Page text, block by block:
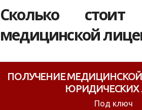
Сколько стоит
медицинской
ПОЛУЧЕНИЕ
ЮРИДИЧЕСКИХ
Под ключ